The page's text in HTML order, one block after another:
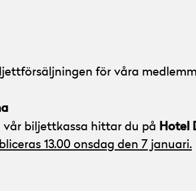
för våra
vår biljettkassa hittar du på Hotel
13.00 onsdag den 7 januari.